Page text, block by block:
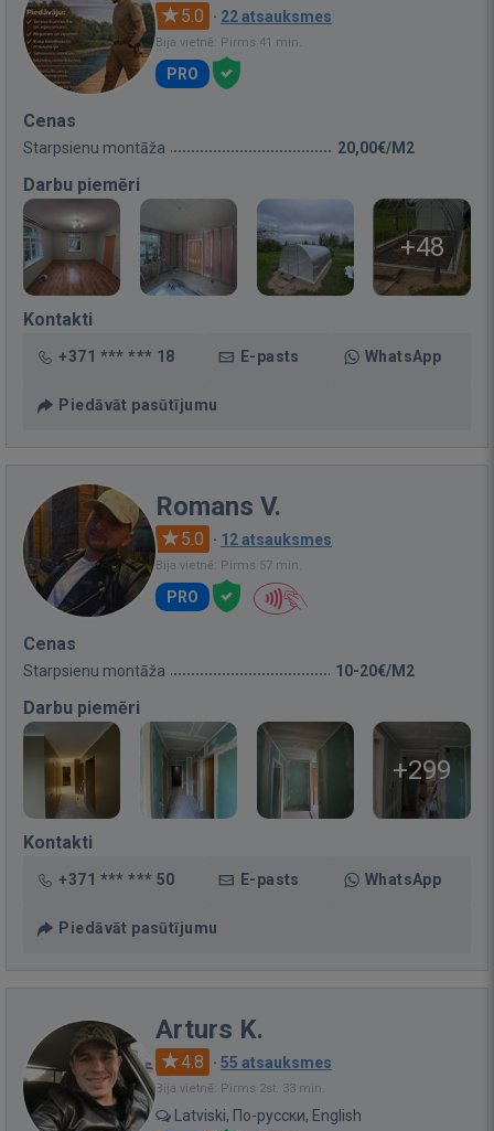
5.0 · 22 atsauksmes
Bija vietnē: Pirms 41 min.
PRO
Cenas
Starpsienu montāža 20,00€/M2
Darbu piemēri
+48
Kontakti
+371 *** *** 18 E-pasts WhatsApp
Piedāvāt pasūtījumu
Romans V.
5.0 · 12 atsauksmes
Bija vietnē: Pirms 57 min.
PRO
Cenas
Starpsienu montāža 10-20€/M2
Darbu piemēri
+299
Kontakti
+371 *** *** 50 E-pasts WhatsApp
Piedāvāt pasūtījumu
Arturs K.
4.8 · 55 atsauksmes
Bija vietnē: Pirms 2st. 33 min.
Latviski, По-русски, English